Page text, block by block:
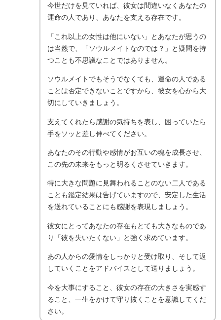
今世だけを見ていれば、彼女は間違いなくあなたの
運命の人であり、あなたを支える存在です。
「これ以上の女性は他にいない」とあなたが思うの
は当然で、「ソウルメイトなのでは？」と疑問を持
つことも不思議なことではありません。
ソウルメイトでもそうでなくても、運命の人である
ことは否定できないことですから、彼女を心から大
切にしていきましょう。
支えてくれたら感謝の気持ちを表し、困っていたら
手をソッと差し伸べてください。
あなたのその行動や感情がお互いの魂を成長させ、
この先の未来をもっと明るくさせていきます。
特に大きな問題に見舞われることのない二人である
ことも鑑定結果は告げていますので、安定した生活
を送れていることにも感謝を表現しましょう。
彼女にとってあなたの存在もとても大きなものであ
り「彼を失いたくない」と強く求めています。
あの人からの愛情をしっかりと受け取り、そして返
していくことをアドバイスとして送りましょう。
今を大事にすること、彼女の存在の大きさを実感す
ること、一生をかけて守り抜くことを意識してくだ
さい。